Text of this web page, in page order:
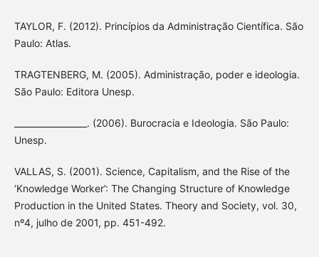
TAYLOR, F. (2012). Princípios da Administração Científica. São
Paulo: Atlas.
TRAGTENBERG, M. (2005). Administração, poder e ideologia.
São Paulo: Editora Unesp.
_________________. (2006). Burocracia e Ideologia. São Paulo:
Unesp.
VALLAS, S. (2001). Science, Capitalism, and the Rise of the
‘Knowledge Worker’: The Changing Structure of Knowledge
Production in the United States. Theory and Society, vol. 30,
nº4, julho de 2001, pp. 451-492.